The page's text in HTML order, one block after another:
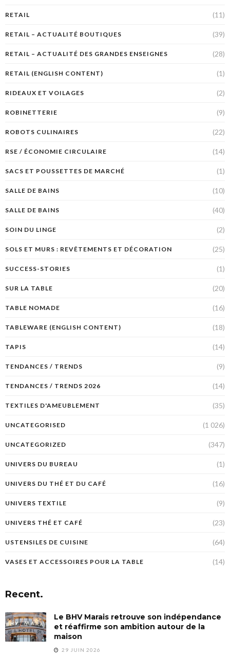
RETAIL (11)
RETAIL – ACTUALITÉ BOUTIQUES (39)
RETAIL – ACTUALITÉ DES GRANDES ENSEIGNES (28)
RETAIL (ENGLISH CONTENT) (1)
RIDEAUX ET VOILAGES (2)
ROBINETTERIE (9)
ROBOTS CULINAIRES (22)
RSE / ÉCONOMIE CIRCULAIRE (14)
SACS ET POUSSETTES DE MARCHÉ (1)
SALLE DE BAINS (10)
SALLE DE BAINS (40)
SOIN DU LINGE (2)
SOLS ET MURS : REVÊTEMENTS ET DÉCORATION (25)
SUCCESS-STORIES (1)
SUR LA TABLE (20)
TABLE NOMADE (16)
TABLEWARE (ENGLISH CONTENT) (18)
TAPIS (14)
TENDANCES / TRENDS (9)
TENDANCES / TRENDS 2026 (14)
TEXTILES D'AMEUBLEMENT (35)
UNCATEGORISED (1 026)
UNCATEGORIZED (347)
UNIVERS DU BUREAU (1)
UNIVERS DU THÉ ET DU CAFÉ (16)
UNIVERS TEXTILE (9)
UNIVERS THÉ ET CAFÉ (23)
USTENSILES DE CUISINE (64)
VASES ET ACCESSOIRES POUR LA TABLE (14)
Recent.
Le BHV Marais retrouve son indépendance
et réaffirme son ambition autour de la
maison
29 JUIN 2026